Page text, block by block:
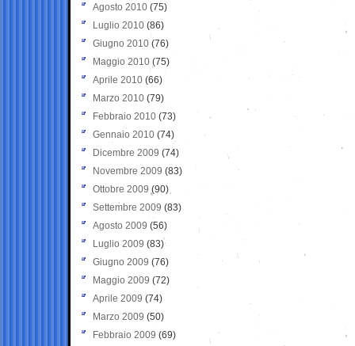
Agosto 2010 (75)
Luglio 2010 (86)
Giugno 2010 (76)
Maggio 2010 (75)
Aprile 2010 (66)
Marzo 2010 (79)
Febbraio 2010 (73)
Gennaio 2010 (74)
Dicembre 2009 (74)
Novembre 2009 (83)
Ottobre 2009 (90)
Settembre 2009 (83)
Agosto 2009 (56)
Luglio 2009 (83)
Giugno 2009 (76)
Maggio 2009 (72)
Aprile 2009 (74)
Marzo 2009 (50)
Febbraio 2009 (69)